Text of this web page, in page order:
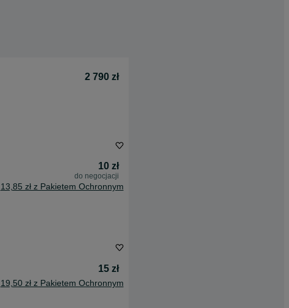
2 790 zł
10 zł
do negocjacji
13,85 zł z Pakietem Ochronnym
15 zł
19,50 zł z Pakietem Ochronnym